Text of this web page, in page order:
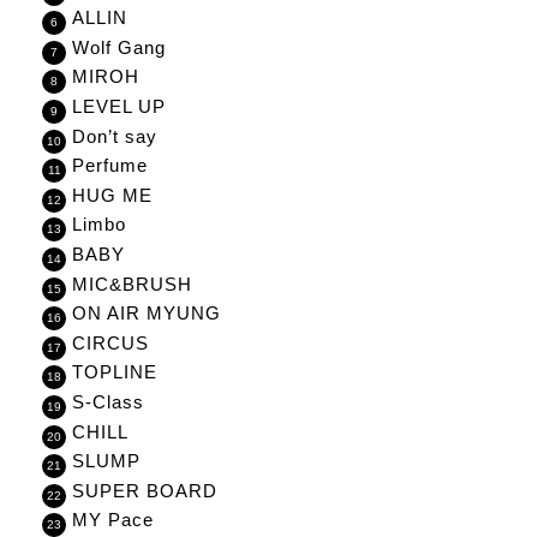
ALLIN
Wolf Gang
MIROH
LEVEL UP
Don’t say
Perfume
HUG ME
Limbo
BABY
MIC&BRUSH
ON AIR MYUNG
CIRCUS
TOPLINE
S-Class
CHILL
SLUMP
SUPER BOARD
MY Pace